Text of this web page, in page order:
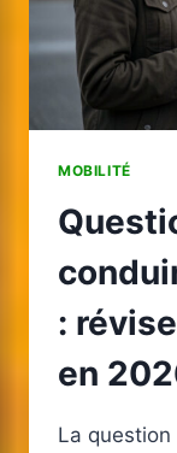
MOBILITÉ
:
en
La